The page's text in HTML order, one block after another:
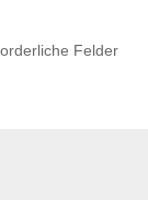
Felder